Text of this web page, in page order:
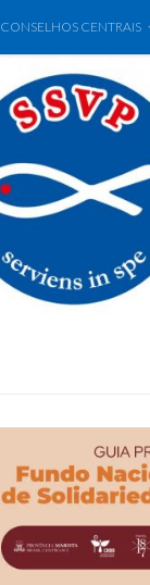
CONSELHOS CENTRAIS